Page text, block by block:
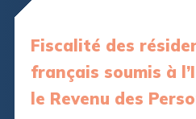
Fiscalité des
français soumis à
le Revenu des